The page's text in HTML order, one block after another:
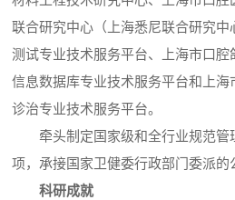
联合研究中心（上海悉尼联合研究
测试专业技术服务平台、上海市口
信息数据库专业技术服务平台和上
诊治专业技术服务平台。
牵头制定国家级和全行业规范
项，承接国家卫健委行政部门委派的
科研成就